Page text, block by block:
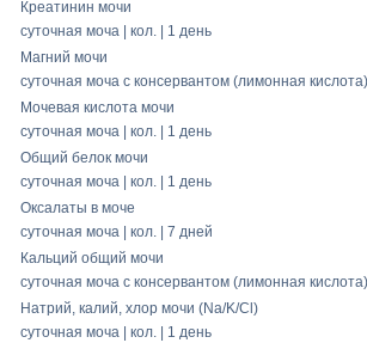
Креатинин мочи
суточная моча | кол. | 1 день
Магний мочи
суточная моча с консервантом (лимонная
Мочевая кислота мочи
суточная моча | кол. | 1 день
Общий белок мочи
суточная моча | кол. | 1 день
Оксалаты в моче
суточная моча | кол. | 7 дней
Кальций общий мочи
суточная моча с консервантом (лимонная
Натрий, калий, хлор мочи (Na/K/Cl)
суточная моча | кол. | 1 день